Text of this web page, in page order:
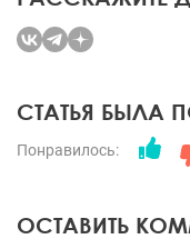
СТАТЬЯ БЫЛА
Понравилось:
ОСТАВИТЬ